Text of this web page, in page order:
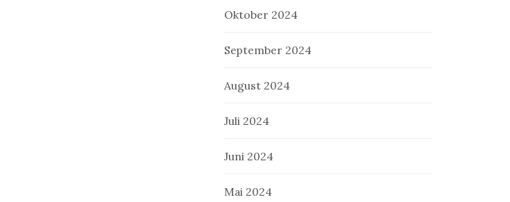
Oktober 2024
September 2024
August 2024
Juli 2024
Juni 2024
Mai 2024